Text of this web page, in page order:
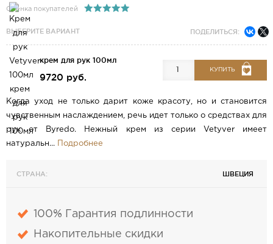
Оценка покупателей
ВЫБЕРИТЕ ВАРИАНТ ПОДЕЛИТЬСЯ:
крем для рук 100мл
9720 руб.
КУПИТЬ
Когда уход не только дарит коже красоту, но и становится
чувственным наслаждением, речь идет только о средствах для
рук от Byredo. Нежный крем из серии Vetyver имеет
натуральн... Подробнее
СТРАНА: ШВЕЦИЯ
100% Гарантия подлинности
Накопительные скидки